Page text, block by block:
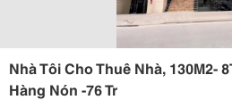
Nhà Tôi Cho Thuê Nhà, 130M2-
Hàng Nón -76 Tr